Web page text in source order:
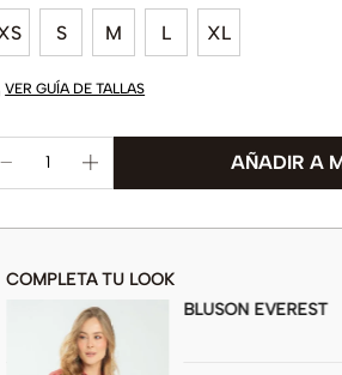
S M L XL
VER GUÍA DE TALLAS
COMPLETA TU LOOK
BLUSON EVEREST